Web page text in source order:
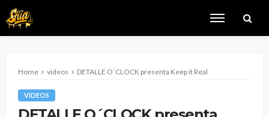
Home videos DETALLE O´CLOCK presenta Keep it Real
VIDEOS